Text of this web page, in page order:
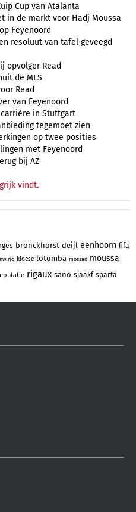
Cup van Atalanta
in de markt voor Hadj Moussa
Feyenoord
resoluut van tafel geveegd
opvolger Read
de MLS
Read
van Feyenoord
in Stuttgart
tegemoet zien
op twee posities
met Feyenoord
bij AZ
vindt.
bronckhorst deijl eenhoorn fifa
kloese lotomba mossad moussa
rigaux sano sjaakf sparta